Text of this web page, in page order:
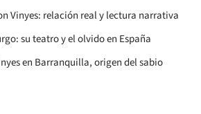
Vinyes: relación real y lectura narrativa
su teatro y el olvido en España
en Barranquilla, origen del sabio